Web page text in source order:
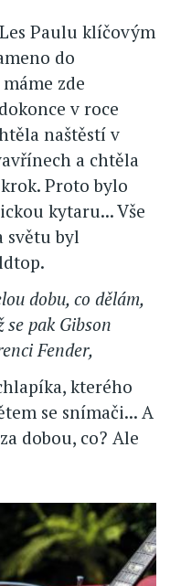
Paulu klíčovým
do
zde
v roce
naštěstí v
a chtěla
Proto bylo
kytaru... Vše
světu byl
dobu, co dělám,
se pak Gibson
Fender,
kterého
se snímači... A
dobou, co? Ale